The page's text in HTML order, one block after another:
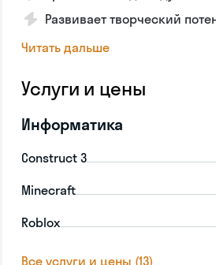
Развивает творческий
Читать дальше
Услуги и цены
Информатика
Construct 3
Minecraft
Roblox
Все услуги и цены (13)